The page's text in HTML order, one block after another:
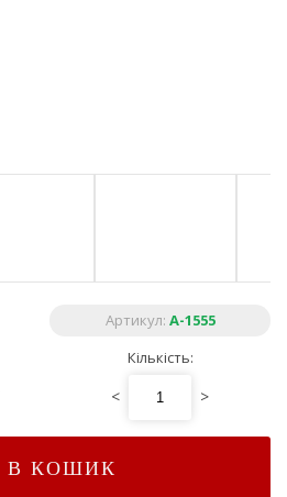
Артикул: A-1555
Кількість:
< >
В КОШИК